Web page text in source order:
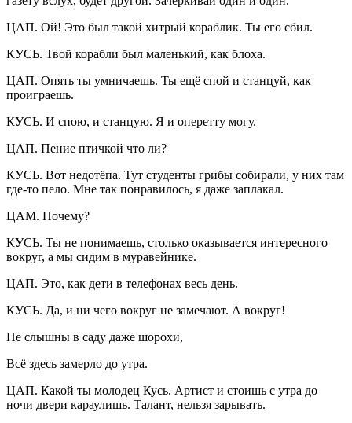
ЦАП. Ой! Это был такой хитрый кораблик. Ты его сбил.
КУСЬ. Твой корабли был маленький, как блоха.
ЦАП. Опять ты умничаешь. Ты ещё спой и станцуй, как
проиграешь.
КУСЬ. И спою, и станцую. Я и оперетту могу.
ЦАП. Пение птичкой что ли?
КУСЬ. Вот недотёпа. Тут студенты грибы собирали, у них там
где-то пело. Мне так понравилось, я даже заплакал.
ЦАМ. Почему?
КУСЬ. Ты не понимаешь, столько оказывается интересного
вокруг, а мы сидим в муравейнике.
ЦАП. Это, как дети в телефонах весь день.
КУСЬ. Да, и ни чего вокруг не замечают. А вокруг!
Не слышны в саду даже шорохи,
Всё здесь замерло до утра.
ЦАП. Какой ты молодец Кусь. Артист и стоишь с утра до
ночи двери караулишь. Талант, нельзя зарывать.